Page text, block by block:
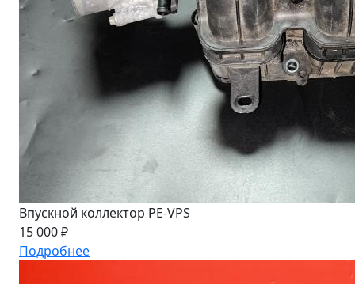
Впускной коллектор PE-VPS
15 000 ₽
Подробнее